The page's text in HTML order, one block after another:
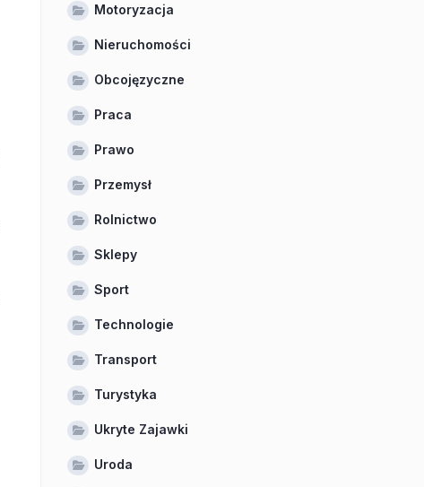
Motoryzacja
Nieruchomości
Obcojęzyczne
Praca
Prawo
Przemysł
Rolnictwo
Sklepy
Sport
Technologie
Transport
Turystyka
Ukryte Zajawki
Uroda